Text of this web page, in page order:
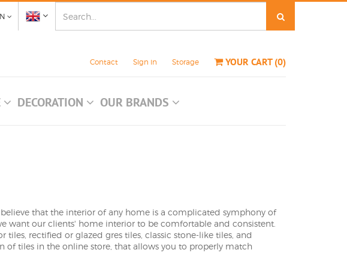
Contact Sign in Storage YOUR CART(0)
DECORATION OUR BRANDS
that the interior of any home is a complicated symphony of
want our clients' home interior to be comfortable and consistent.
rectified or glazed gres tiles, classic stone-like tiles, and
of tiles in the online store, that allows you to properly match